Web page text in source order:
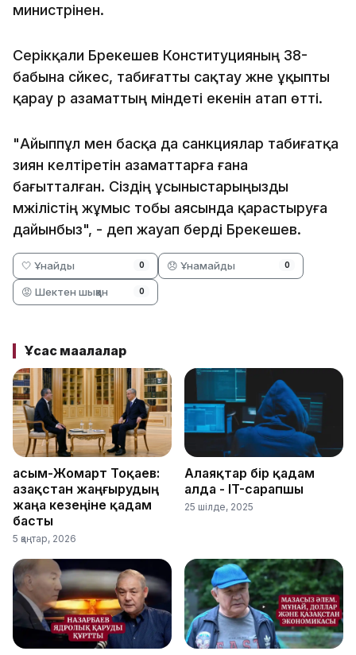
министрінен.
Серікқали Брекешев Конституцияның 38-
бабына сәйкес, табиғатты сақтау және ұқыпты
қарау әр азаматтың міндеті екенін атап өтті.
"Айыппұл мен басқа да санкциялар табиғатқа
зиян келтіретін азаматтарға ғана
бағытталған. Сіздің ұсыныстарыңызды
мәжілістің жұмыс тобы аясында қарастыруға
дайынбыз", - деп жауап берді Брекешев.
🤍 Ұнайды 0 😞 Ұнамайды 0
😡 Шектен шыққан 0
Ұқсас мақалалар
Қасым-Жомарт Тоқаев:
Қазақстан жаңғырудың
жаңа кезеңіне қадам
басты
5 қаңтар, 2026
Алаяқтар бір қадам
алда - IT-сарапшы
25 шілде, 2025